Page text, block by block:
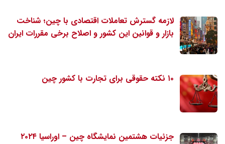
لازمه گسترش تعاملات اقتصادی با چین؛ شناخت
بازار و قوانین این کشور و اصلاح برخی مقررات ایران
۱۰ نکته حقوقی برای تجارت با کشور چین
جزئیات هشتمین نمایشگاه چین – اوراسیا ۲۰۲۴